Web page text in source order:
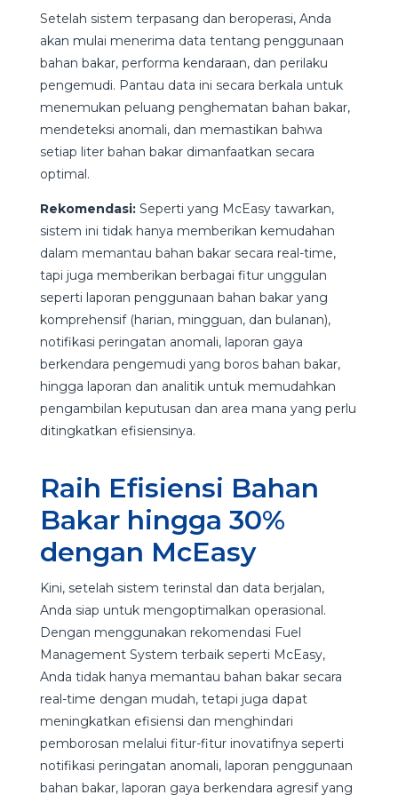
Setelah sistem terpasang dan beroperasi, Anda
akan mulai menerima data tentang penggunaan
bahan bakar, performa kendaraan, dan perilaku
pengemudi. Pantau data ini secara berkala untuk
menemukan peluang penghematan bahan bakar,
mendeteksi anomali, dan memastikan bahwa
setiap liter bahan bakar dimanfaatkan secara
optimal.
Rekomendasi: Seperti yang McEasy tawarkan,
sistem ini tidak hanya memberikan kemudahan
dalam memantau bahan bakar secara real-time,
tapi juga memberikan berbagai fitur unggulan
seperti laporan penggunaan bahan bakar yang
komprehensif (harian, mingguan, dan bulanan),
notifikasi peringatan anomali, laporan gaya
berkendara pengemudi yang boros bahan bakar,
hingga laporan dan analitik untuk memudahkan
pengambilan keputusan dan area mana yang perlu
ditingkatkan efisiensinya.
Raih Efisiensi Bahan
Bakar hingga 30%
dengan McEasy
Kini, setelah sistem terinstal dan data berjalan,
Anda siap untuk mengoptimalkan operasional.
Dengan menggunakan rekomendasi Fuel
Management System terbaik seperti McEasy,
Anda tidak hanya memantau bahan bakar secara
real-time dengan mudah, tetapi juga dapat
meningkatkan efisiensi dan menghindari
pemborosan melalui fitur-fitur inovatifnya seperti
notifikasi peringatan anomali, laporan penggunaan
bahan bakar, laporan gaya berkendara agresif yang